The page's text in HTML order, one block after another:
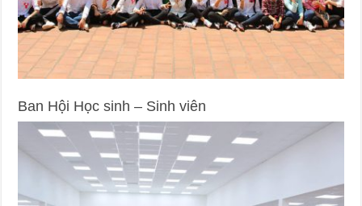
Ban Hội Học sinh – Sinh viên